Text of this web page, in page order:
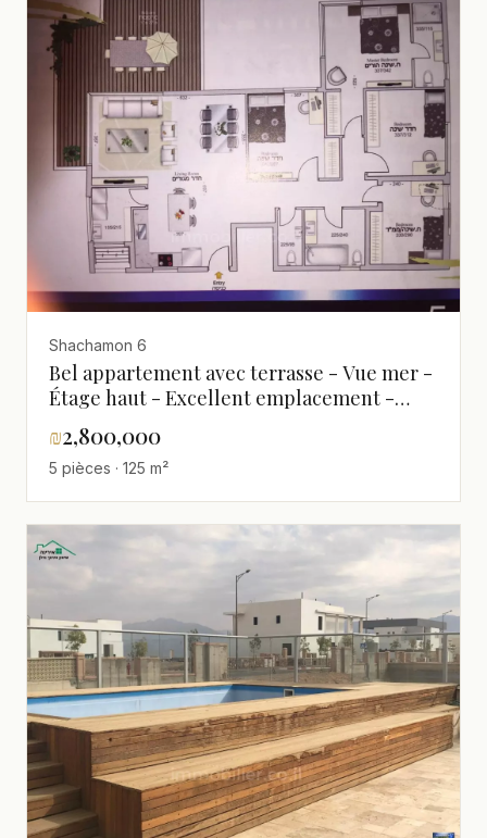
Shachamon 6
Bel appartement avec terrasse - Vue mer -
Étage haut - Excellent emplacement -
Bonne affaire à ne pas manquer
₪2,800,000
5 pièces · 125 m²